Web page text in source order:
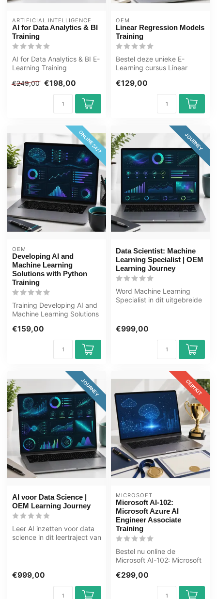
ARTIFICIAL INTELLIGENCE
AI for Data Analytics & BI
Training
AI for Data Analytics & BI E-
Learning Training
Quizzen ...
€249,00 €198,00
OEM
Linear Regression Models
Training
Bestel deze unieke E-
Learning cursus Linear
online, 1...
€129,00
ONLINE 24/7
OEM
Developing AI and
Machine Learning
Solutions with Python
Training
Training Developing AI and
Machine Learning Solutions
Lea...
€159,00
JOURNEY
Data Scientist: Machine
Learning Specialist | OEM
Learning Journey
Word Machine Learning
Specialist in dit uitgebreide
€999,00
JOURNEY
AI voor Data Science |
OEM Learning Journey
Leer AI inzetten voor data
science in dit leertraject van
€999,00
CERTKIT
MICROSOFT
Microsoft AI-102:
Microsoft Azure AI
Engineer Associate
Training
Bestel nu online de
Microsoft AI-102: Microsoft
Trai...
€299,00